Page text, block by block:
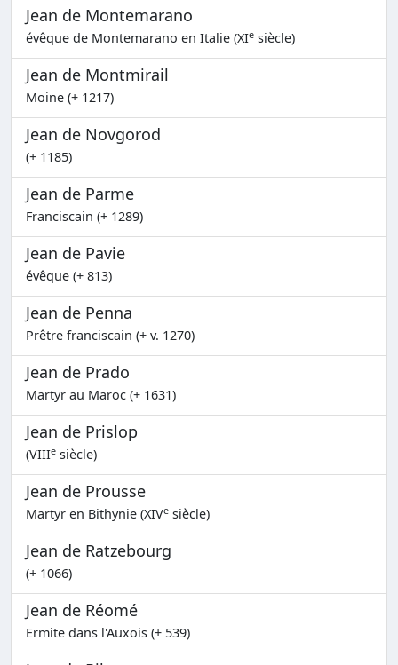
Jean de Montemarano
évêque de Montemarano en Italie (XIe siècle)
Jean de Montmirail
Moine (+ 1217)
Jean de Novgorod
(+ 1185)
Jean de Parme
Franciscain (+ 1289)
Jean de Pavie
évêque (+ 813)
Jean de Penna
Prêtre franciscain (+ v. 1270)
Jean de Prado
Martyr au Maroc (+ 1631)
Jean de Prislop
(VIIIe siècle)
Jean de Prousse
Martyr en Bithynie (XIVe siècle)
Jean de Ratzebourg
(+ 1066)
Jean de Réomé
Ermite dans l'Auxois (+ 539)